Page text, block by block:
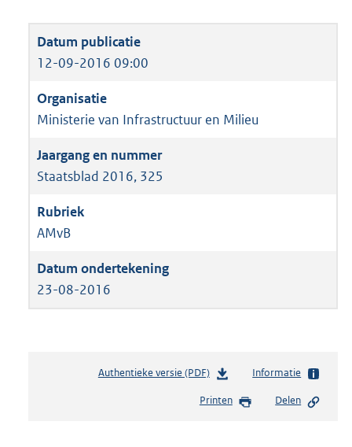
12-09-2016 09:00
Ministerie van Infrastructuur en Milieu
Staatsblad 2016, 325
AMvB
23-08-2016
Authentieke versie (PDF)b
s
Informatie
Printen Delen